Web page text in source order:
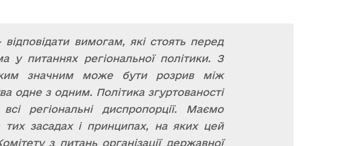
вимогам, які стоять перед
питаннях регіональної політики. З
значним може бути розрив між
одне з одним. Політика згуртованості
регіональні диспропорції. Маємо
тих засадах і принципах, на яких цей
з питань організації державної